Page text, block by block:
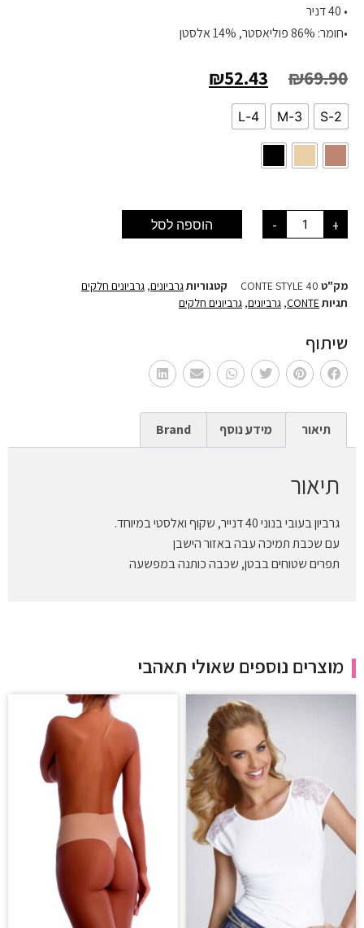
• 40 דניר
•חומר: 86% פוליאסטר, 14% אלסטן
₪69.90
₪52.43
2-S
3-M
4-L
- + הוספה לסל
מק"ט CONTE STYLE 40 קטגוריותגרביונים, גרביונים חלקים
תגיותCONTE
, גרביונים, גרביונים חלקים
שיתוף
תיאור מידע נוסף Brand
תיאור
גרביון בעובי בנוני 40 דנייר, שקוף ואלסטי במיוחד.
עם שכבת תמיכה עבה באזור הישבן
תפרים שטוחים בבטן, שכבה כותנה במפשעה
מוצרים נוספים שאולי תאהבי